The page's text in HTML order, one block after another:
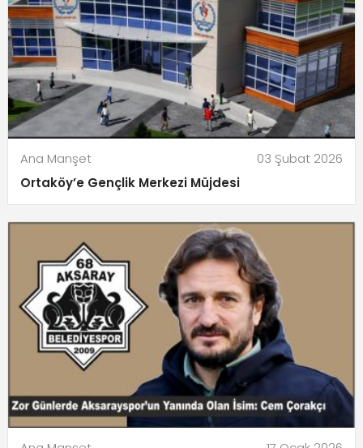
Ana Manşet
03 Şubat 2026
Ortaköy’e Gençlik Merkezi Müjdesi